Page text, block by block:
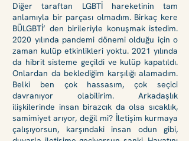
Diğer taraftan LGBTİ hareketinin tam
anlamıyla bir parçası olmadım. Birkaç kere
BÜLGBTİ’ den birileriyle konuşmak istedim.
2020 yılında pandemi dönemi olduğu için o
zaman kulüp etkinlikleri yoktu. 2021 yılında
da hibrit sisteme geçildi ve kulüp kapatıldı.
Onlardan da beklediğim karşılığı alamadım.
Belki ben çok hassasım, çok seçici
davranıyor olabilirim. Arkadaşlık
ilişkilerinde insan birazcık da olsa sıcaklık,
samimiyet arıyor, değil mi? İletişim kurmaya
çalışıyorsun, karşındaki insan odun gibi,